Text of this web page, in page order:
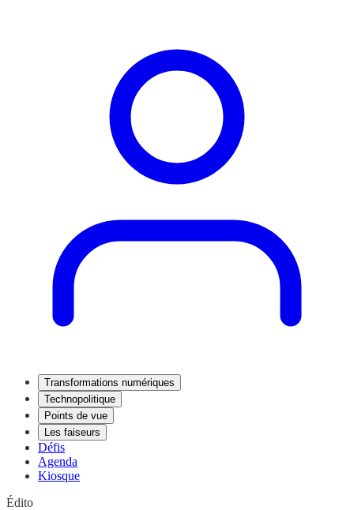
Transformations numériques
Technopolitique
Points de vue
Les faiseurs
Défis
Agenda
Kiosque
Édito